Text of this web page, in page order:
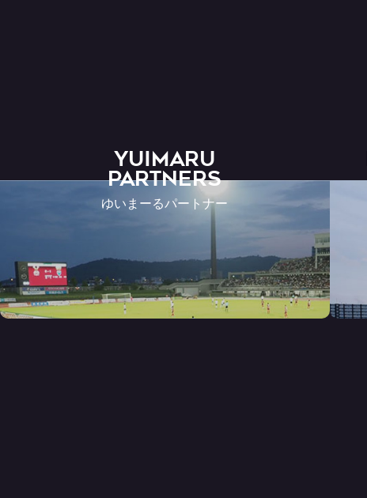
YUIMARU
Partners
ゆいまーるパートナー